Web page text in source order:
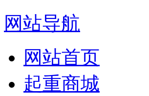
网站导航
网站首页
起重商城